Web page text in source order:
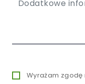
Wyrażam